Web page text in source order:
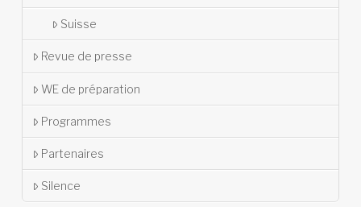
Suisse
Revue de presse
WE de préparation
Programmes
Partenaires
Silence